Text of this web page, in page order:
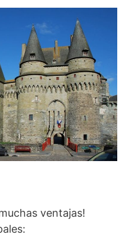
ventajas!